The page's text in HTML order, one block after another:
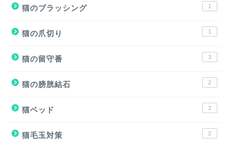
猫のブラッシング 1
猫の爪切り 1
猫の留守番 3
猫の膀胱結石 2
猫ベッド 2
猫毛玉対策 2